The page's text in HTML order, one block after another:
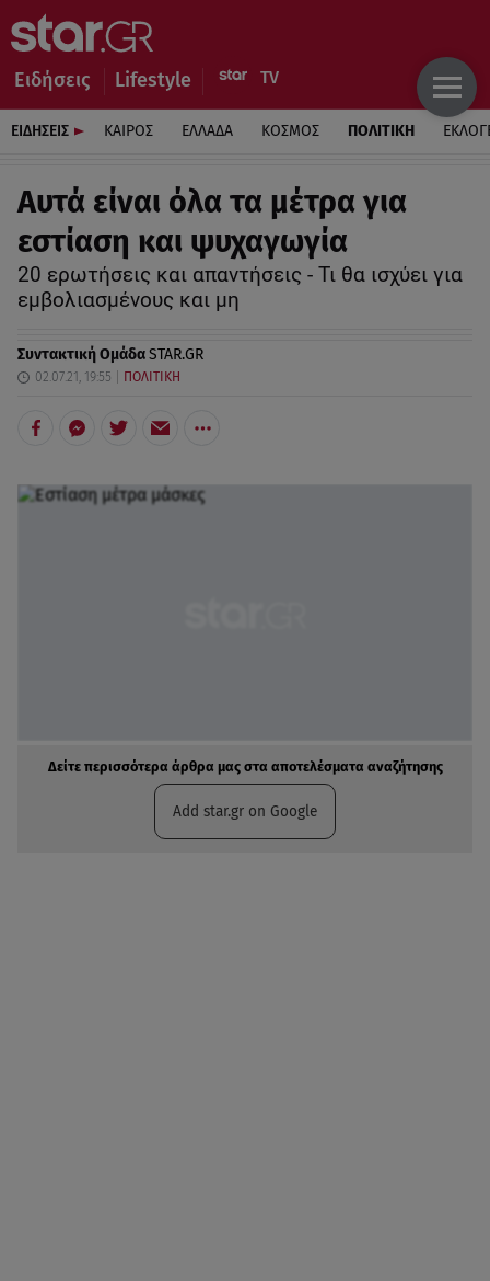
Ειδήσεις Lifestyle
ΕΙΔΗΣΕΙΣ ΚΑΙΡΟΣ ΕΛΛΑΔΑ ΚΟΣΜΟΣ ΠΟΛΙΤΙΚΗ
Αυτά είναι όλα τα μέτρα για
εστίαση και ψυχαγωγία
20 ερωτήσεις και απαντήσεις - Τι θα ισχύει για
εμβολιασμένους και μη
Συντακτική ΟμάδαSTAR.GR
02.07.21, 19:55 ΠΟΛΙΤΙΚΗ
Δείτε περισσότερα άρθρα μας στα αποτελέσματα αναζήτησης
Add star.gr on Google